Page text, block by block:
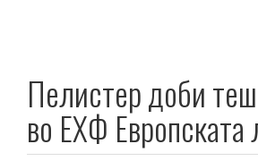
Пелистер доби
во ЕХФ Европската